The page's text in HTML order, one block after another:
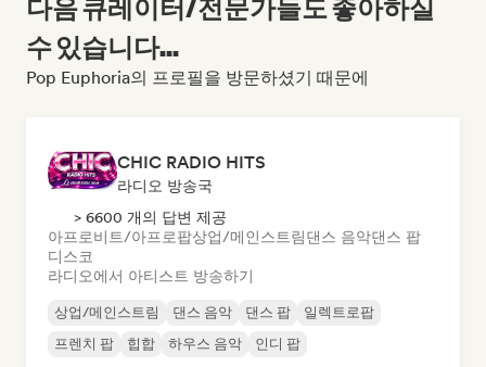
다음 큐레이터/전문가들도 좋아하실
수 있습니다...
Pop Euphoria의 프로필을 방문하셨기 때문에
CHIC RADIO HITS
라디오 방송국
> 6600 개의 답변 제공
아프로비트/아프로팝상업/메인스트림댄스 음악댄스 팝
디스코
라디오에서 아티스트 방송하기
상업/메인스트림 댄스 음악 댄스 팝
일렉트로팝
프렌치 팝
힙합 하우스 음악 인디 팝